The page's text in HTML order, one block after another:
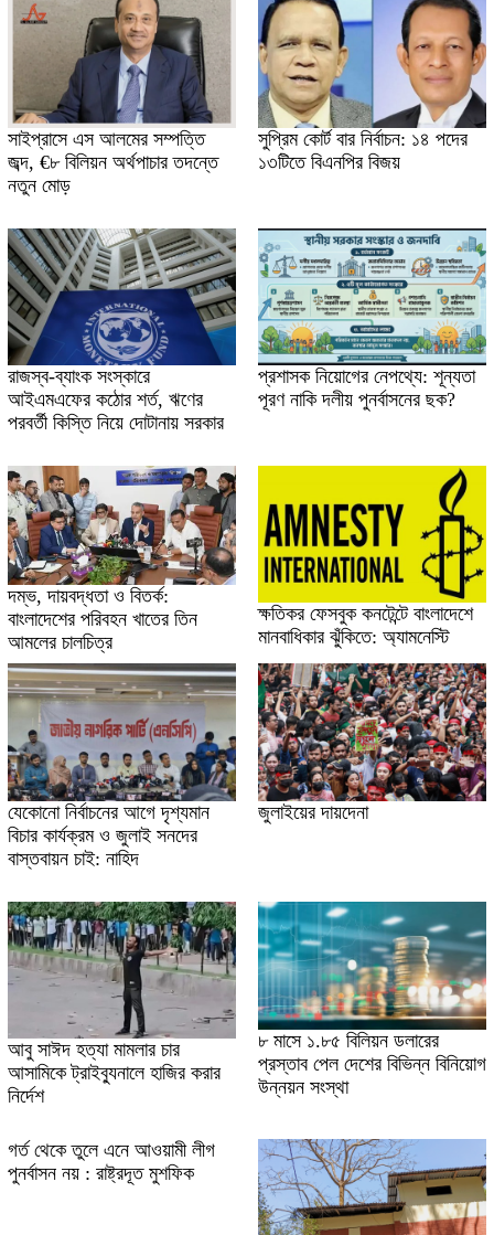
সাইপ্রাসে এস আলমের সম্পত্তি
জব্দ, €৮ বিলিয়ন অর্থপাচার তদন্তে
নতুন মোড়
সুপ্রিম কোর্ট বার নির্বাচন: ১৪ পদের
১৩টিতে বিএনপির বিজয়
রাজস্ব-ব্যাংক সংস্কারে
আইএমএফের কঠোর শর্ত, ঋণের
পরবর্তী কিস্তি নিয়ে দোটানায় সরকার
প্রশাসক নিয়োগের নেপথ্যে: শূন্যতা
পূরণ নাকি দলীয় পুনর্বাসনের ছক?
দম্ভ, দায়বদ্ধতা ও বিতর্ক:
বাংলাদেশের পরিবহন খাতের তিন
আমলের চালচিত্র
ক্ষতিকর ফেসবুক কনটেন্টে বাংলাদেশে
মানবাধিকার ঝুঁকিতে: অ্যামনেস্টি
যেকোনো নির্বাচনের আগে দৃশ্যমান
বিচার কার্যক্রম ও জুলাই সনদের
বাস্তবায়ন চাই: নাহিদ
জুলাইয়ের দায়দেনা
আবু সাঈদ হত্যা মামলার চার
আসামিকে ট্রাইব্যুনালে হাজির করার
নির্দেশ
৮ মাসে ১.৮৫ বিলিয়ন ডলারের
প্রস্তাব পেল দেশের বিভিন্ন বিনিয়োগ
উন্নয়ন সংস্থা
গর্ত থেকে তুলে এনে আওয়ামী লীগ
পুনর্বাসন নয় : রাষ্ট্রদূত মুশফিক